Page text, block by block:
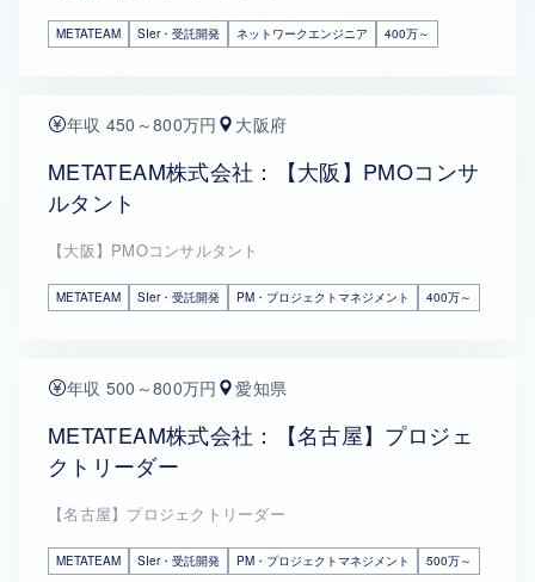
METATEAM SIer・受託開発 ネットワークエンジニア 400万～
年収 450～800万円 大阪府
METATEAM株式会社：【大阪】PMOコンサ
ルタント
【大阪】PMOコンサルタント
METATEAM SIer・受託開発 PM・プロジェクトマネジメント 400万～
年収 500～800万円 愛知県
METATEAM株式会社：【名古屋】プロジェ
クトリーダー
【名古屋】プロジェクトリーダー
METATEAM SIer・受託開発 PM・プロジェクトマネジメント 500万～